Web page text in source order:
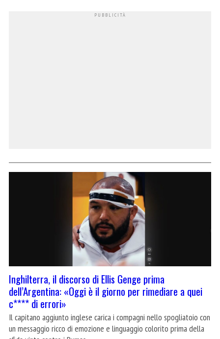
Inghilterra, il discorso di Ellis Genge prima
dell’Argentina: «Oggi è il giorno per rimediare a quei
c**** di errori»
Il capitano aggiunto inglese carica i compagni nello spogliatoio con
un messaggio ricco di emozione e linguaggio colorito prima della